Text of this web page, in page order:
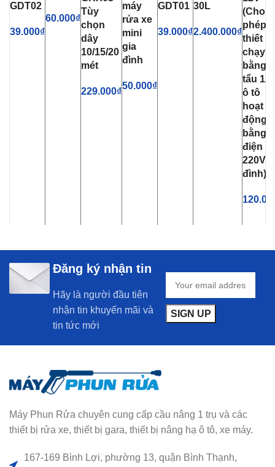
GDT02
39.000₫
60.000₫
Tùy
chọn
dây
10/15/20
mét
229.000₫
máy
rửa xe
mini
gia
đình
50.000₫
GDT01
39.000₫
30L
2.400.000₫
(Cho
phép
thiết bị
chạy
bằng
tẩu
ô tô
hoạt
động
bằng
điện
220V
đình)
Đăng ký nhận tin
Hãy là người đầu tiên
nhận tin khuyến mãi và
tin tức mới
Máy Phun Rửa chuyên cung cấp cầu nâng 1 trụ và các
thiết bị rửa xe, thiết bị gara, thiết bị nâng hạ ô tô, xe máy.
167-169 Bình Lợi, phường 13, quận Bình Thạnh,